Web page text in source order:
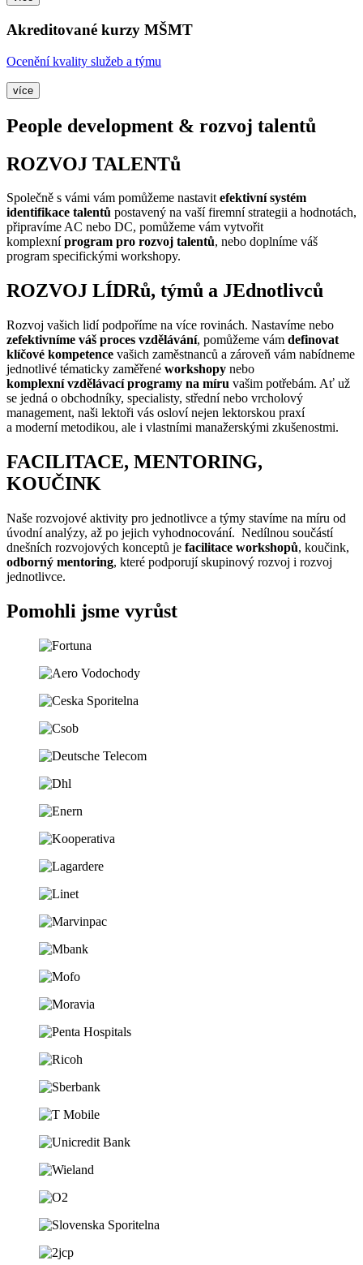
Akreditované kurzy MŠMT
Ocenění kvality služeb a týmu
více
People development & rozvoj talentů
ROZVOJ TALENTů
Společně s vámi vám pomůžeme nastavitefektivní systém
identifikace talentů postavený na vaší firemní strategii a hodnotách,
připravíme AC nebo DC, pomůžeme vám vytvořit
komplexní program pro rozvoj talentů, nebo doplníme váš
program specifickými workshopy.
ROZVOJ LÍDRů, týmů a JEdnotlivců
Rozvoj vašich lidí podpoříme na více rovinách. Nastavíme nebo
zefektivníme váš proces vzdělávání, pomůžeme vám definovat
klíčové kompetence vašich zaměstnanců a zároveň vám nabídneme
jednotlivé tématicky zaměřené workshopy nebo
komplexnívzdělávací programy na míru vašim potřebám. Ať už
se jedná o obchodníky, specialisty, střední nebo vrcholový
management, naši lektoři vás osloví nejen lektorskou praxí
a moderní metodikou, ale i vlastními manažerskými zkušenostmi.
FACILITACE, MENTORING,
KOUČINK
Naše rozvojové aktivity pro jednotlivce a týmy stavíme na míru od
úvodní analýzy, až po jejich vyhodnocování. Nedílnou součástí
dnešních rozvojových konceptů je facilitace workshopů, koučink,
odborný mentoring, které podporují skupinový rozvoj i rozvoj
jednotlivce.
Pomohli jsme vyrůst